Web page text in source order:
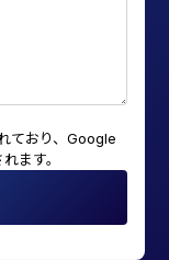
ており、Google
ます。